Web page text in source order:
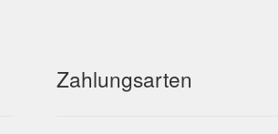
Zahlungsarten